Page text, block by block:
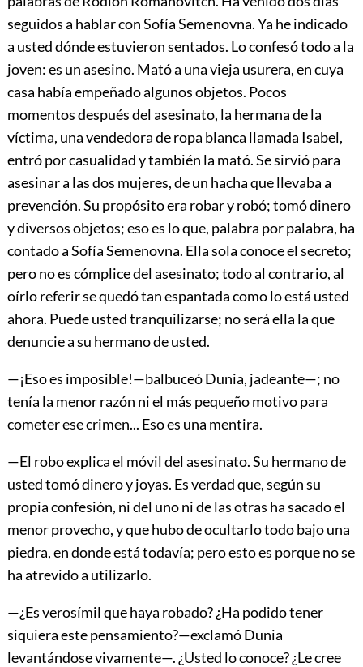
seguidos a hablar con Sofía Semenovna. Ya he indicado
a usted dónde estuvieron sentados. Lo confesó todo a la
joven: es un asesino. Mató a una vieja usurera, en cuya
casa había empeñado algunos objetos. Pocos
momentos después del asesinato, la hermana de la
víctima, una vendedora de ropa blanca llamada Isabel,
entró por casualidad y también la mató. Se sirvió para
asesinar a las dos mujeres, de un hacha que llevaba a
prevención. Su propósito era robar y robó; tomó dinero
y diversos objetos; eso es lo que, palabra por palabra, ha
contado a Sofía Semenovna. Ella sola conoce el secreto;
pero no es cómplice del asesinato; todo al contrario, al
oírlo referir se quedó tan espantada como lo está usted
ahora. Puede usted tranquilizarse; no será ella la que
denuncie a su hermano de usted.
—¡Eso es imposible!—balbuceó Dunia, jadeante—; no
tenía la menor razón ni el más pequeño motivo para
cometer ese crimen... Eso es una mentira.
—El robo explica el móvil del asesinato. Su hermano de
usted tomó dinero y joyas. Es verdad que, según su
propia confesión, ni del uno ni de las otras ha sacado el
menor provecho, y que hubo de ocultarlo todo bajo una
piedra, en donde está todavía; pero esto es porque no se
ha atrevido a utilizarlo.
—¿Es verosímil que haya robado? ¿Ha podido tener
siquiera este pensamiento?—exclamó Dunia
levantándose vivamente—. ¿Usted lo conoce? ¿Le cree